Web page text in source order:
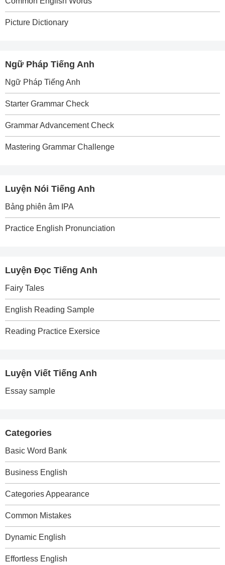
Picture Dictionary
Ngữ Pháp Tiếng Anh
Ngữ Pháp Tiếng Anh
Starter Grammar Check
Grammar Advancement Check
Mastering Grammar Challenge
Luyện Nói Tiếng Anh
Bảng phiên âm IPA
Practice English Pronunciation
Luyện Đọc Tiếng Anh
Fairy Tales
English Reading Sample
Reading Practice Exersice
Luyện Viết Tiếng Anh
Essay sample
Categories
Basic Word Bank
Business English
Categories Appearance
Common Mistakes
Dynamic English
Effortless English